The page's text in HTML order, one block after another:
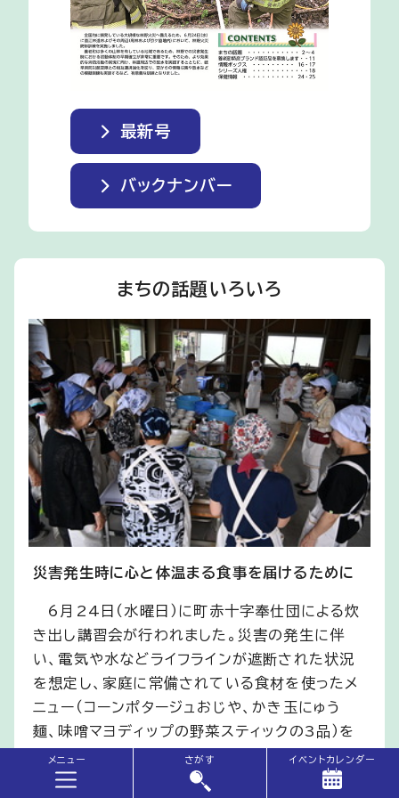
最新号
バックナンバー
まちの話題いろいろ
災害発生時に心と体温まる食事を届けるために
6月24日（水曜日）に町赤十字奉仕団による炊
き出し講習会が行われました。災害の発生に伴
い、電気や水などライフラインが遮断された状況
を想定し、家庭に常備されている食材を使ったメ
ニュー（コーンポタージュおじや、かき玉にゅう
麺、味噌マヨディップの野菜スティックの3品）を
30人前調理しました。
町赤十字奉仕団は、炊き出しをはじめとした災
メニュー イベントカレンダー
さがす